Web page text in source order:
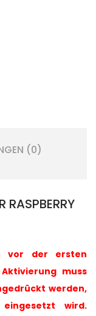
(0)
RASPBERRY
vor der ersten
muss
werden,
wird.